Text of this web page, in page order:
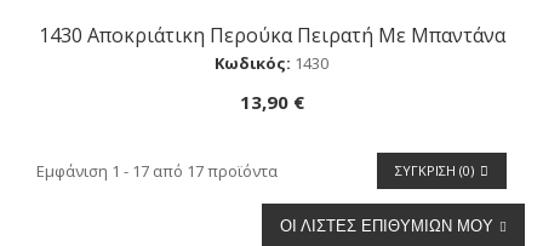
Αγορά
1430 Αποκριάτικη Περούκα Πειρατή Με Μπαντάνα
Κωδικός: 1430
13,90 €
ΣΎΓΚΡΙΣΗ (0)
Εμφάνιση 1 - 17 από 17 προϊόντα
ΟΙ ΛΊΣΤΕΣ ΕΠΙΘΥΜΙΏΝ ΜΟΥ